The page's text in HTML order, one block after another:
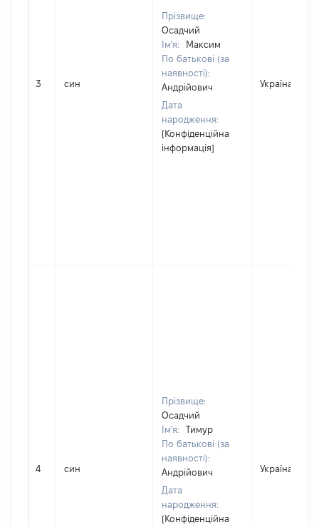
3 син
Прізвище:
Осадчий
Ім'я:
Максим
По батькові (за
наявності):
Андрійович
Дата
народження:
[Конфіденційна
інформація]
Україна
4 син
Прізвище:
Осадчий
Ім'я:
Тимур
По батькові (за
наявності):
Андрійович
Дата
народження:
[Конфіденційна
Україна